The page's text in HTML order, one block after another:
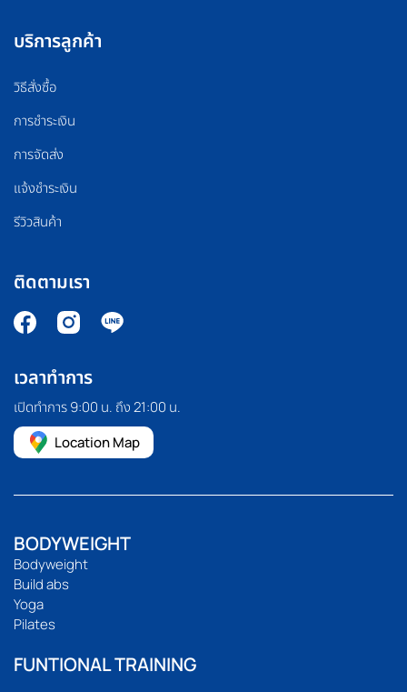
บริการลูกค้า
วิธีสั่งซื้อ
การชำระเงิน
การจัดส่ง
แจ้งชำระเงิน
รีวิวสินค้า
ติดตามเรา
เวลาทำการ
เปิดทำการ 9:00 น. ถึง 21:00 น.
Location Map
BODYWEIGHT
Bodyweight
Build abs
Yoga
Pilates
FUNTIONAL TRAINING